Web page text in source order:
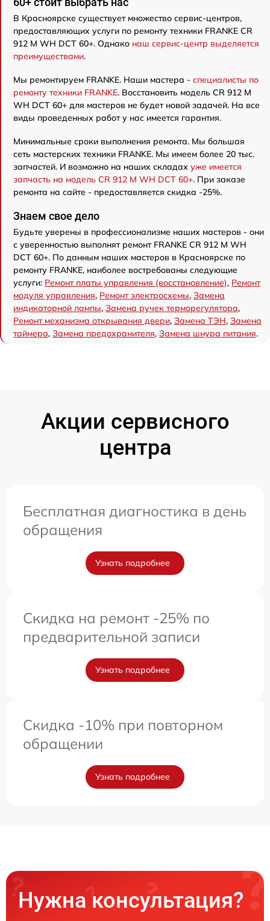
В Красноярске существует множество сервис-центров,
предоставляющих услуги по ремонту техники FRANKE CR
912 M WH DCT 60+. Однако наш сервис-центр выделяется
преимуществами.
Мы ремонтируем FRANKE. Наши мастера - специалисты по
ремонту техники FRANKE. Восстановить модель CR 912 M
WH DCT 60+ для мастеров не будет новой задачей. На все
виды проведенных работ у нас имеется гарантия.
Минимальные сроки выполнения ремонта. Мы большая
сеть мастерских техники FRANKE. Мы имеем более 20 тыс.
запчастей. И возможно на наших складах уже имеется
запчасть на модель CR 912 M WH DCT 60+. При заказе
ремонта на сайте - предоставляется скидка -25%.
Знаем свое дело
Будьте уверены в профессионализме наших мастеров - они
с уверенностью выполнят ремонт FRANKE CR 912 M WH
DCT 60+. По данным наших мастеров в Красноярске по
ремонту FRANKE, наиболее востребованы следующие
услуги: Ремонт платы управления (восстановление), Ремонт
модуля управления, Ремонт электросхемы, Замена
индикаторной лампы, Замена ручек терморегулятора,
Ремонт механизма открывания двери, Замена ТЭН, Замена
таймера, Замена предохранителя, Замена шнура питания.
Акции сервисного
центра
Бесплатная диагностика в день
обращения
Узнать подробнее
Скидка на ремонт -25% по
предварительной записи
Узнать подробнее
Скидка -10% при повторном
обращении
Узнать подробнее
Нужна консультация?